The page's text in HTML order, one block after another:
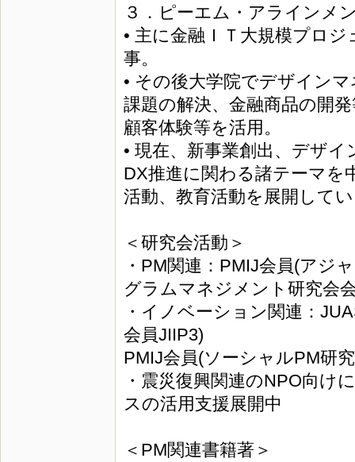
３．ピーエム・アラインメ
• 主に金融ＩＴ大規模プロ
事。
• その後大学院でデザイン
課題の解決、金融商品の開
顧客体験等を活用。
• 現在、新事業創出、デザ
DX推進に関わる諸テーマを
活動、教育活動を展開して
＜研究会活動＞
・PM関連：PMIJ会員(アジ
グラムマネジメント研究会
・イノベーション関連：
会員JIIP3)
PMIJ会員(ソーシャルPM研
・震災復興関連のNPO向け
スの活用支援展開中
＜PM関連書籍著＞